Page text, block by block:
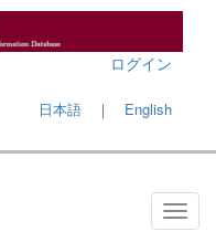
ログイン
日本語 ｜ English